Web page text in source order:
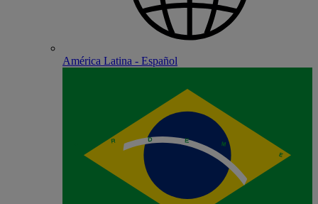
América Latina - Español